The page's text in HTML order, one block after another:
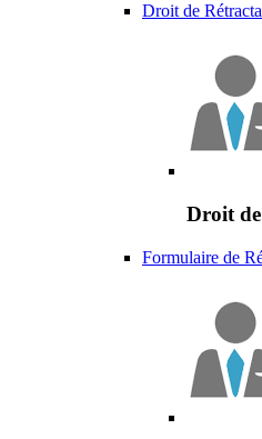
Droit de
Droit
Formulaire de